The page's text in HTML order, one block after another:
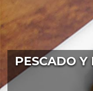
PESCADO Y